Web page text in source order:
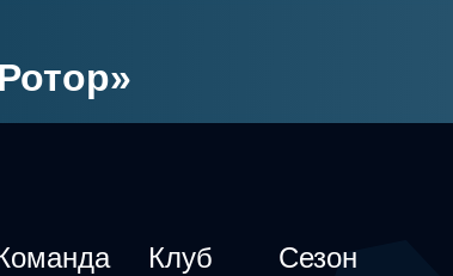
Клуб Сезон